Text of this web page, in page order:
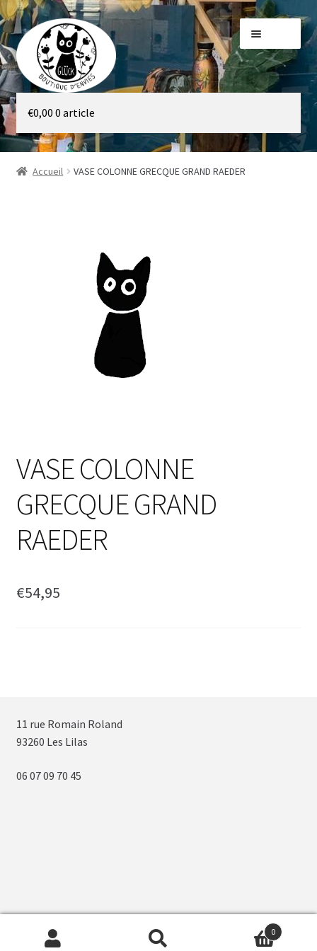
Aller
à
la
navigation
Aller
au
contenu
Galerie
Boutique
€0,00 0 article
Accueil VASE COLONNE GRECQUE GRAND RAEDER
VASE COLONNE
GRECQUE GRAND
RAEDER
€54,95
11 rue Romain Roland
93260 Les Lilas
06 07 09 70 45
Recherche
Recherche
0